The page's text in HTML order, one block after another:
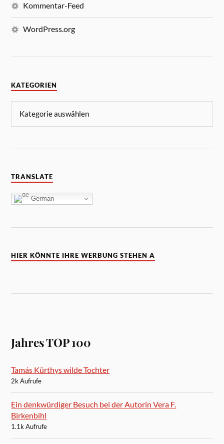
Kommentar-Feed
WordPress.org
KATEGORIEN
TRANSLATE
German
HIER KÖNNTE IHRE WERBUNG STEHEN A
Jahres TOP 100
Tamás Kürthys wilde Tochter
2k Aufrufe
Ein denkwürdiger Besuch bei der Autorin Vera F.
Birkenbihl
1.1k Aufrufe